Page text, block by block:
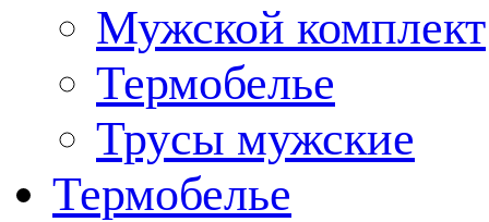
Мужской комплект
Термобелье
Трусы мужские
Термобелье